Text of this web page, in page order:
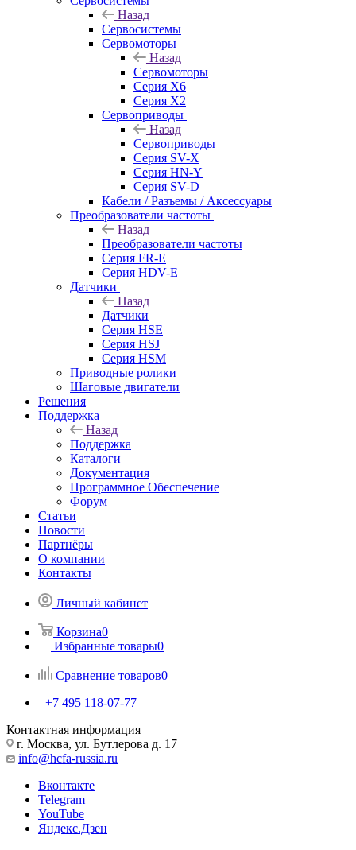
Назад
Сервосистемы
Сервомоторы
Назад
Сервомоторы
Серия X6
Серия X2
Сервоприводы
Назад
Сервоприводы
Серия SV-X
Серия HN-Y
Серия SV-D
Кабели / Разъемы / Аксессуары
Преобразователи частоты
Назад
Преобразователи частоты
Серия FR-E
Серия HDV-E
Датчики
Назад
Датчики
Серия HSE
Серия HSJ
Серия HSM
Приводные ролики
Шаговые двигатели
Решения
Поддержка
Назад
Поддержка
Каталоги
Документация
Программное Обеспечение
Форум
Статьи
Новости
Партнёры
О компании
Контакты
Личный кабинет
Корзина0
Избранные товары0
Сравнение товаров0
+7 495 118-07-77
Контактная информация
г. Москва, ул. Бутлерова д. 17
info@hcfa-russia.ru
Вконтакте
Telegram
YouTube
Яндекс.Дзен